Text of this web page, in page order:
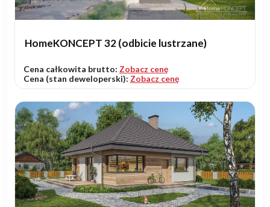
HomeKONCEPT 32 (odbicie lustrzane)
Cena całkowita brutto: Zobacz cenę
Cena (stan deweloperski): Zobacz cenę